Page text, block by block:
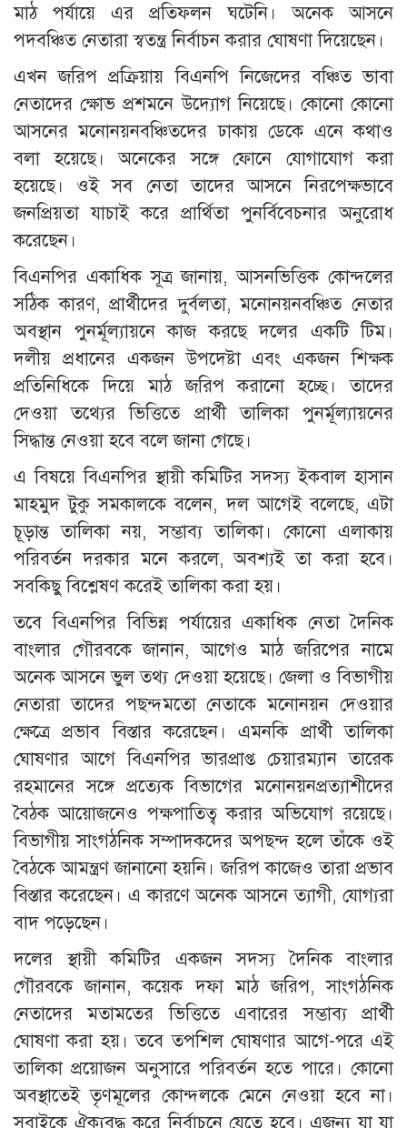
মাঠ পর্যায়ে এর প্রতিফলন ঘটেনি। অনেক আসনে
পদবঞ্চিত নেতারা স্বতন্ত্র নির্বাচন করার ঘোষণা দিয়েছেন।
এখন জরিপ প্রক্রিয়ায় বিএনপি নিজেদের বঞ্চিত ভাবা
নেতাদের ক্ষোভ প্রশমনে উদ্যোগ নিয়েছে। কোনো কোনো
আসনের মনোনয়নবঞ্চিতদের ঢাকায় ডেকে এনে কথাও
বলা হয়েছে। অনেকের সঙ্গে ফোনে যোগাযোগ করা
হয়েছে। ওই সব নেতা তাদের আসনে নিরপেক্ষভাবে
জনপ্রিয়তা যাচাই করে প্রার্থিতা পুনর্বিবেচনার অনুরোধ
করেছেন।
বিএনপির একাধিক সূত্র জানায়, আসনভিত্তিক কোন্দলের
সঠিক কারণ, প্রার্থীদের দুর্বলতা, মনোনয়নবঞ্চিত নেতার
অবস্থান পুনর্মূল্যায়নে কাজ করছে দলের একটি টিম।
দলীয় প্রধানের একজন উপদেষ্টা এবং একজন শিক্ষক
প্রতিনিধিকে দিয়ে মাঠ জরিপ করানো হচ্ছে। তাদের
দেওয়া তথ্যের ভিত্তিতে প্রার্থী তালিকা পুনর্মূল্যায়নের
সিদ্ধান্ত নেওয়া হবে বলে জানা গেছে।
এ বিষয়ে বিএনপির স্থায়ী কমিটির সদস্য ইকবাল হাসান
মাহমুদ টুকু সমকালকে বলেন, দল আগেই বলেছে, এটা
চূড়ান্ত তালিকা নয়, সম্ভাব্য তালিকা। কোনো এলাকায়
পরিবর্তন দরকার মনে করলে, অবশ্যই তা করা হবে।
সবকিছু বিশ্লেষণ করেই তালিকা করা হয়।
তবে বিএনপির বিভিন্ন পর্যায়ের একাধিক নেতা দৈনিক
বাংলার গৌরবকে জানান, আগেও মাঠ জরিপের নামে
অনেক আসনে ভুল তথ্য দেওয়া হয়েছে। জেলা ও বিভাগীয়
নেতারা তাদের পছন্দমতো নেতাকে মনোনয়ন দেওয়ার
ক্ষেত্রে প্রভাব বিস্তার করেছেন। এমনকি প্রার্থী তালিকা
ঘোষণার আগে বিএনপির ভারপ্রাপ্ত চেয়ারম্যান তারেক
রহমানের সঙ্গে প্রত্যেক বিভাগের মনোনয়নপ্রত্যাশীদের
বৈঠক আয়োজনেও পক্ষপাতিত্ব করার অভিযোগ রয়েছে।
বিভাগীয় সাংগঠনিক সম্পাদকদের অপছন্দ হলে তাঁকে ওই
বৈঠকে আমন্ত্রণ জানানো হয়নি। জরিপ কাজেও তারা প্রভাব
বিস্তার করেছেন। এ কারণে অনেক আসনে ত্যাগী, যোগ্যরা
বাদ পড়েছেন।
দলের স্থায়ী কমিটির একজন সদস্য দৈনিক বাংলার
গৌরবকে জানান, কয়েক দফা মাঠ জরিপ, সাংগঠনিক
নেতাদের মতামতের ভিত্তিতে এবারের সম্ভাব্য প্রার্থী
ঘোষণা করা হয়। তবে তপশিল ঘোষণার আগে-পরে এই
তালিকা প্রয়োজন অনুসারে পরিবর্তন হতে পারে। কোনো
অবস্থাতেই তৃণমূলের কোন্দলকে মেনে নেওয়া হবে না।
সবাইকে ঐক্যবদ্ধ করে নির্বাচনে যেতে হবে। এজন্য যা যা